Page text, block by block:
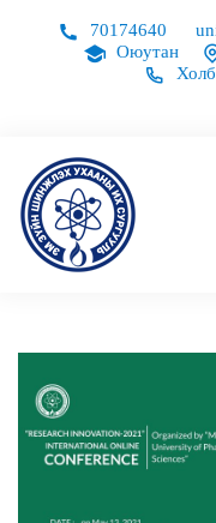
70174640
Оюутан